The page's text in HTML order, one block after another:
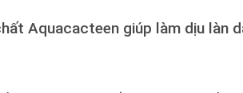
Aquacacteen giúp làm dịu làn